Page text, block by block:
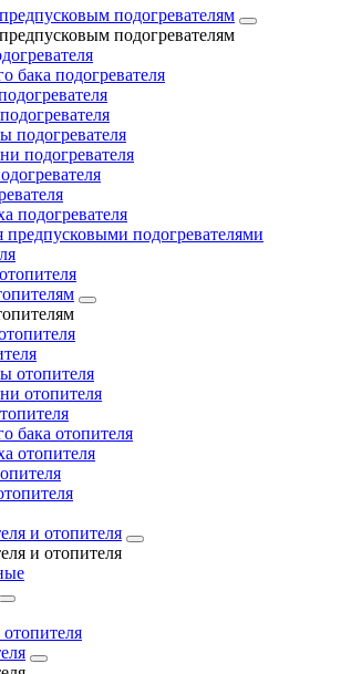
подогревателям
подогревателям
бака подогревателя
подогревателя
подогревателя
подогревателя
предпусковыми подогревателями
отопителя
отопителя
бака отопителя
отопителя
и отопителя
и отопителя